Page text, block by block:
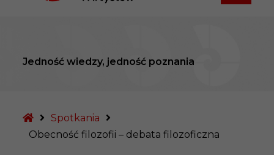
Jedność wiedzy, jedność poznania
Strona
główna
Spotkania
Obecność filozofii – debata filozoficzna